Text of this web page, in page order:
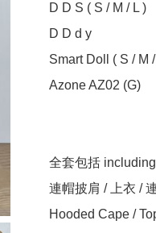
D D S ( S / M / L )
D D d y
Smart Doll ( S / M
Azone AZ02 (G)
全套包括
連帽披肩 / 上衣 /
Hooded Cape /